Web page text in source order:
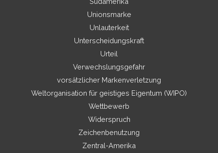
Unionsmarke
Unlauterkeit
Unterscheidungskraft
Urteil
Verwechslungsgefahr
vorsätzlicher Markenverletzung
Weltorganisation für geistiges Eigentum (WIPO)
Wettbewerb
Widerspruch
Zeichenbenutzung
Zentral-Amerika